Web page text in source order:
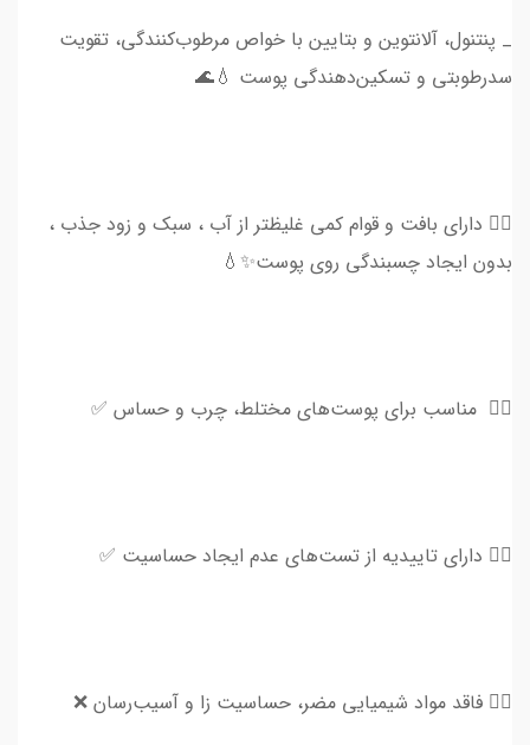
_ پنتنول، آلانتوین و بتایین با خواص مرطوب‌کنندگی، تقویت
سدرطوبتی و تسکین‌دهندگی پوست 💧🌊
👈🏻 دارای بافت و قوام کمی غلیظتر از آب ، سبک و زود جذب ،
بدون ایجاد چسبندگی روی پوست✨💧
👈🏻 مناسب برای پوست‌های مختلط، چرب و حساس ✅
👈🏻 دارای تاییدیه از تست‌های عدم ایجاد حساسیت ✅
👈🏻 فاقد مواد شیمیایی مضر، حساسیت‌ زا و آسیب‌رسان ❌